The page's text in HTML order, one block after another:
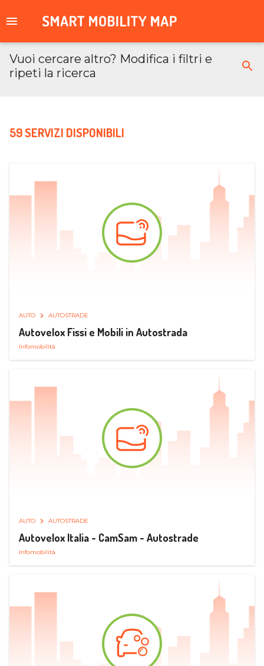
Vuoi cercare altro? Modifica i filtri e
ripeti la ricerca
59 SERVIZI DISPONIBILI
AUTO AUTOSTRADE
Autovelox Fissi e Mobili in Autostrada
Infomobilità
AUTO AUTOSTRADE
Autovelox Italia - CamSam - Autostrade
Infomobilità